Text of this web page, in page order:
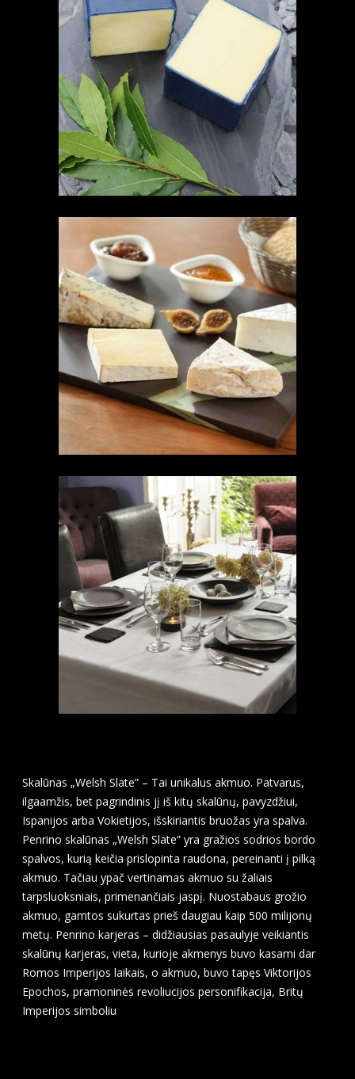
Skalūnas „Welsh Slate” – Tai unikalus akmuo. Patvarus,
ilgaamžis, bet pagrindinis jį iš kitų skalūnų, pavyzdžiui,
Ispanijos arba Vokietijos, išskiriantis bruožas yra spalva.
Penrino skalūnas „Welsh Slate” yra gražios sodrios bordo
spalvos, kurią keičia prislopinta raudona, pereinanti į pilką
akmuo. Tačiau ypač vertinamas akmuo su žaliais
tarpsluoksniais, primenančiais jaspį. Nuostabaus grožio
akmuo, gamtos sukurtas prieš daugiau kaip 500 milijonų
metų. Penrino karjeras – didžiausias pasaulyje veikiantis
skalūnų karjeras, vieta, kurioje akmenys buvo kasami dar
Romos Imperijos laikais, o akmuo, buvo tapęs Viktorijos
Epochos, pramoninės revoliucijos personifikacija, Britų
Imperijos simboliu